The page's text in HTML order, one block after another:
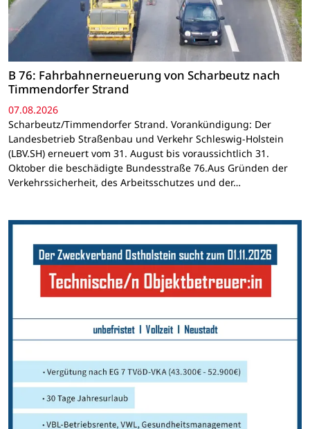
B 76: Fahrbahnerneuerung von Scharbeutz nach
Timmendorfer Strand
07.08.2026
Scharbeutz/Timmendorfer Strand. Vorankündigung: Der
Landesbetrieb Straßenbau und Verkehr Schleswig-Holstein
(LBV.SH) erneuert vom 31. August bis voraussichtlich 31.
Oktober die beschädigte Bundesstraße 76.Aus Gründen der
Verkehrssicherheit, des Arbeitsschutzes und der…